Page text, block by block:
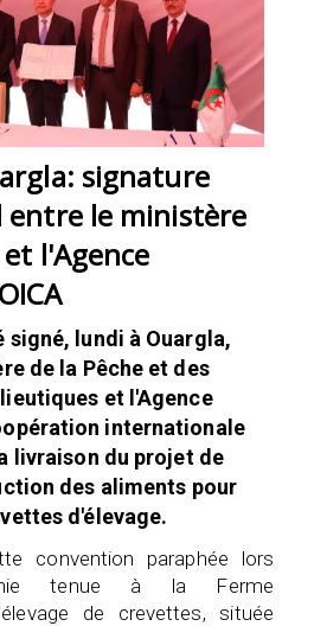
signature
entre le ministère
l'Agence
signé, lundi à Ouargla,
de la Pêche et des
et l'Agence
internationale
livraison du projet de
des aliments pour
d'élevage.
convention paraphée lors
tenue à la Ferme
de crevettes, située